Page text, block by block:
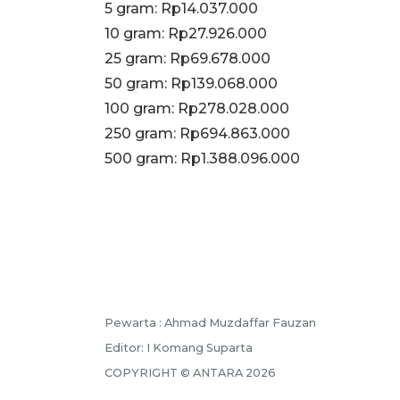
‎5 gram: Rp14.037.000
10 gram: Rp27.926.000
‎25 gram: Rp69.678.000
‎50 gram: Rp139.068.000
‎100 gram: Rp278.028.000
250 gram: Rp694.863.000
‎500 gram: Rp1.388.096.000
Pewarta : Ahmad Muzdaffar Fauzan
Editor: I Komang Suparta
COPYRIGHT © ANTARA 2026